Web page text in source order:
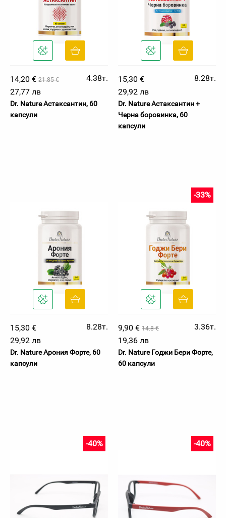
14,20 € 21.85 €
4.38т.
27,77 лв
Dr. Nature Астаксантин, 60
капсули
15,30 €
8.28т.
29,92 лв
Dr. Nature Астаксантин +
Черна боровинка, 60
капсули
15,30 €
8.28т.
29,92 лв
Dr. Nature Арония Форте, 60
капсули
9,90 € 14.8 €
-33%
3.36т.
19,36 лв
Dr. Nature Годжи Бери Форте,
60 капсули
-40% -40%